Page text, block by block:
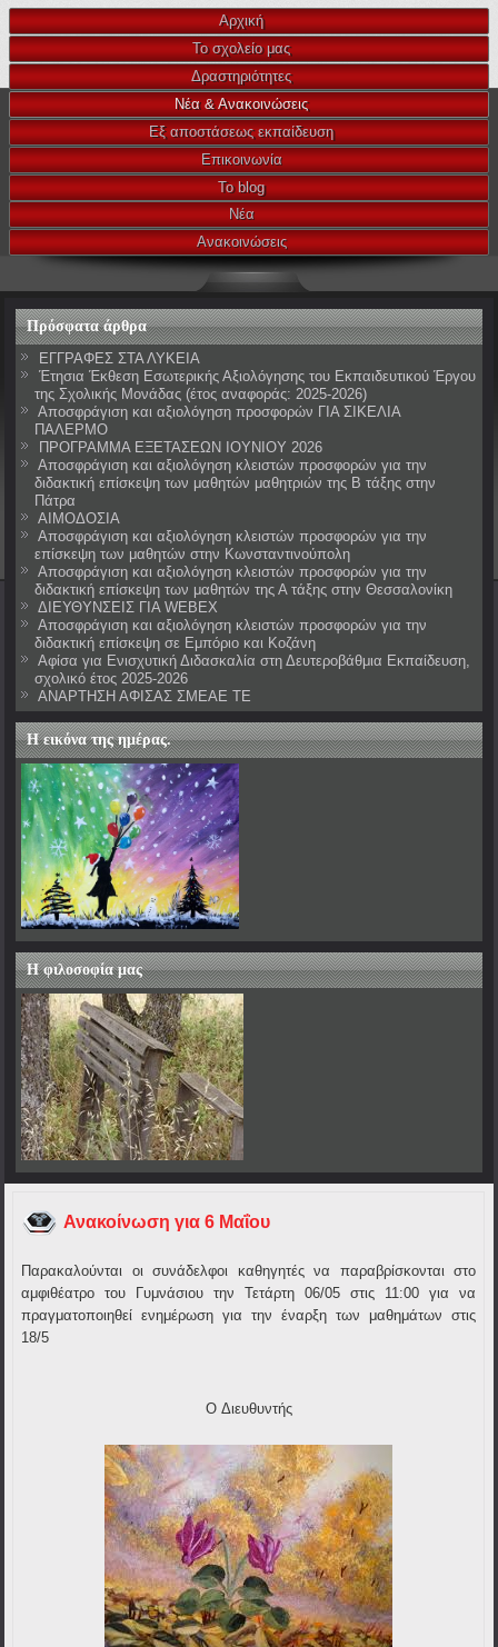
Αρχική
Το σχολείο μας
Δραστηριότητες
Νέα & Ανακοινώσεις
Εξ αποστάσεως εκπαίδευση
Επικοινωνία
Το blog
Νέα
Ανακοινώσεις
Πρόσφατα άρθρα
ΕΓΓΡΑΦΕΣ ΣΤΑ ΛΥΚΕΙΑ
Έτησια Έκθεση Εσωτερικής Αξιολόγησης του Εκπαιδευτικού Έργου
της Σχολικής Μονάδας (έτος αναφοράς: 2025-2026)
Αποσφράγιση και αξιολόγηση προσφορών ΓΙΑ ΣΙΚΕΛΙΑ
ΠΑΛΕΡΜΟ
ΠΡΟΓΡΑΜΜΑ ΕΞΕΤΑΣΕΩΝ ΙΟΥΝΙΟΥ 2026
Αποσφράγιση και αξιολόγηση κλειστών προσφορών για την
διδακτική επίσκεψη των μαθητών μαθητριών της Β τάξης στην
Πάτρα
ΑΙΜΟΔΟΣΙΑ
Αποσφράγιση και αξιολόγηση κλειστών προσφορών για την
επίσκεψη των μαθητών στην Κωνσταντινούπολη
Αποσφράγιση και αξιολόγηση κλειστών προσφορών για την
διδακτική επίσκεψη των μαθητών της Α τάξης στην Θεσσαλονίκη
ΔΙΕΥΘΥΝΣΕΙΣ ΓΙΑ WEBEX
Αποσφράγιση και αξιολόγηση κλειστών προσφορών για την
διδακτική επίσκεψη σε Εμπόριο και Κοζάνη
Αφίσα για Ενισχυτική Διδασκαλία στη Δευτεροβάθμια Εκπαίδευση,
σχολικό έτος 2025-2026
ΑΝΑΡΤΗΣΗ ΑΦΙΣΑΣ ΣΜΕΑΕ ΤΕ
Η εικόνα της ημέρας.
Η φιλοσοφία μας
Ανακοίνωση για 6 Μαΐου
Παρακαλούνται οι συνάδελφοι καθηγητές να παραβρίσκονται στο
αμφιθέατρο του Γυμνάσιου την Τετάρτη 06/05 στις 11:00 για να
πραγματοποιηθεί ενημέρωση για την έναρξη των μαθημάτων στις
18/5
O Διευθυντής